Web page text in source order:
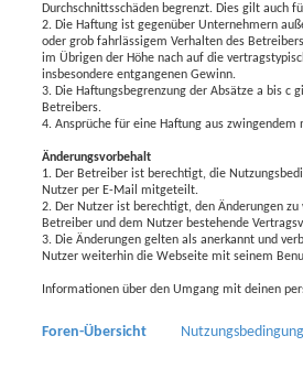
Durchschnittsschäden begrenzt. Dies gilt auch
2. Die Haftung ist gegenüber Unternehmern
oder grob fahrlässigem Verhalten des
im Übrigen der Höhe nach auf die
insbesondere entgangenen Gewinn.
3. Die Haftungsbegrenzung der Absätze a bis
Betreibers.
4. Ansprüche für eine Haftung aus
Änderungsvorbehalt
1. Der Betreiber ist berechtigt, die
Nutzer per E-Mail mitgeteilt.
2. Der Nutzer ist berechtigt, den Änderungen
Betreiber und dem Nutzer bestehende
3. Die Änderungen gelten als anerkannt und
Nutzer weiterhin die Webseite mit seinem
Informationen über den Umgang mit deinen
Foren-Übersicht